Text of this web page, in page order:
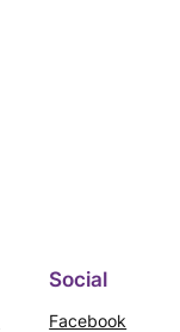
Social
Facebook